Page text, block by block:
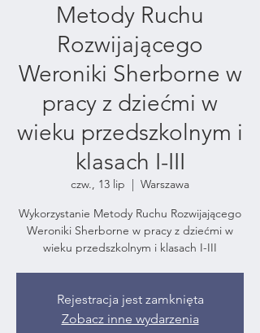
Metody Ruchu
Rozwijającego
Weroniki Sherborne w
pracy z dziećmi w
wieku przedszkolnym i
klasach I-III
czw., 13 lip
  |
Warszawa
Wykorzystanie Metody Ruchu Rozwijającego
Weroniki Sherborne w pracy z dziećmi w
wieku przedszkolnym i klasach I-III
Rejestracja jest zamknięta
Zobacz inne wydarzenia